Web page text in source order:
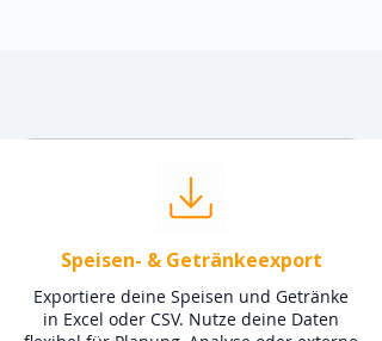
Speisen- & Getränkeexport
Exportiere deine Speisen und Getränke
in Excel oder CSV. Nutze deine Daten